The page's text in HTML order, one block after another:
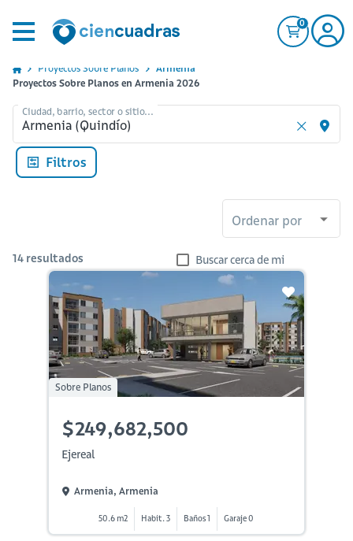
0
Proyectos Sobre Planos
Armenia
Proyectos Sobre Planos en Armenia 2026
Ciudad, barrio, sector o sitio...
Filtros
Ordenar por
14 resultados Buscar cerca de mi
Sobre Planos
$249,682,500
Ejereal
Armenia, Armenia
50.6 m2 Habit. 3 Baños 1 Garaje 0